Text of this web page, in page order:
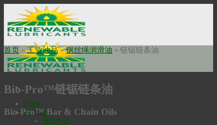
content
Home
关于我们
使命申明
首页»工业油品»钢丝绳润滑油 » 链锯链条油
Bio-Pro™链锯链条油
Bio-Pro™ Bar & Chain Oils